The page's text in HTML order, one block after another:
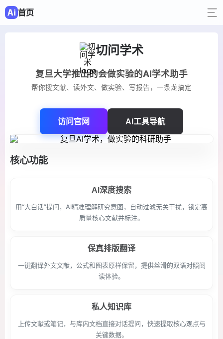
首页
切问学术
复旦大学推出的会做实验的AI学术助手
帮你搜文献、读外文、做实验、写报告，一条龙搞定
访问官网 AI工具导航
核心功能
AI深度搜索
用“大白话”提问，AI精准理解研究意图，自动过滤无关干扰，锁定高
质量核心文献并标注。
保真排版翻译
一键翻译外文文献，公式和图表原样保留，提供丝滑的双语对照阅
读体验。
私人知识库
上传文献或笔记，与库内文档直接对话提问，快速提取核心观点与
关键数据。